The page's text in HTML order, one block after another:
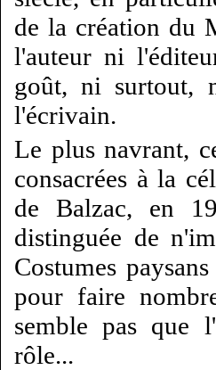
de la création du
l'auteur ni
goût, ni surtout,
l'écrivain.
Le plus navrant,
consacrées à la
de Balzac, en
distinguée de
Costumes
pour faire
semble pas que
rôle...